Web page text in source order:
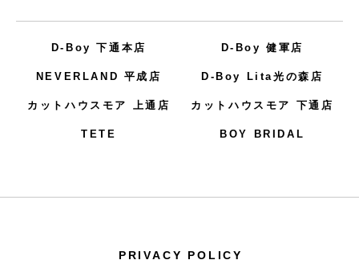
D-Boy 下通本店 D-Boy 健軍店
NEVERLAND 平成店 D-Boy Lita光の森店
カットハウスモア 上通店 カットハウスモア 下通店
TETE BOY BRIDAL
PRIVACY POLICY